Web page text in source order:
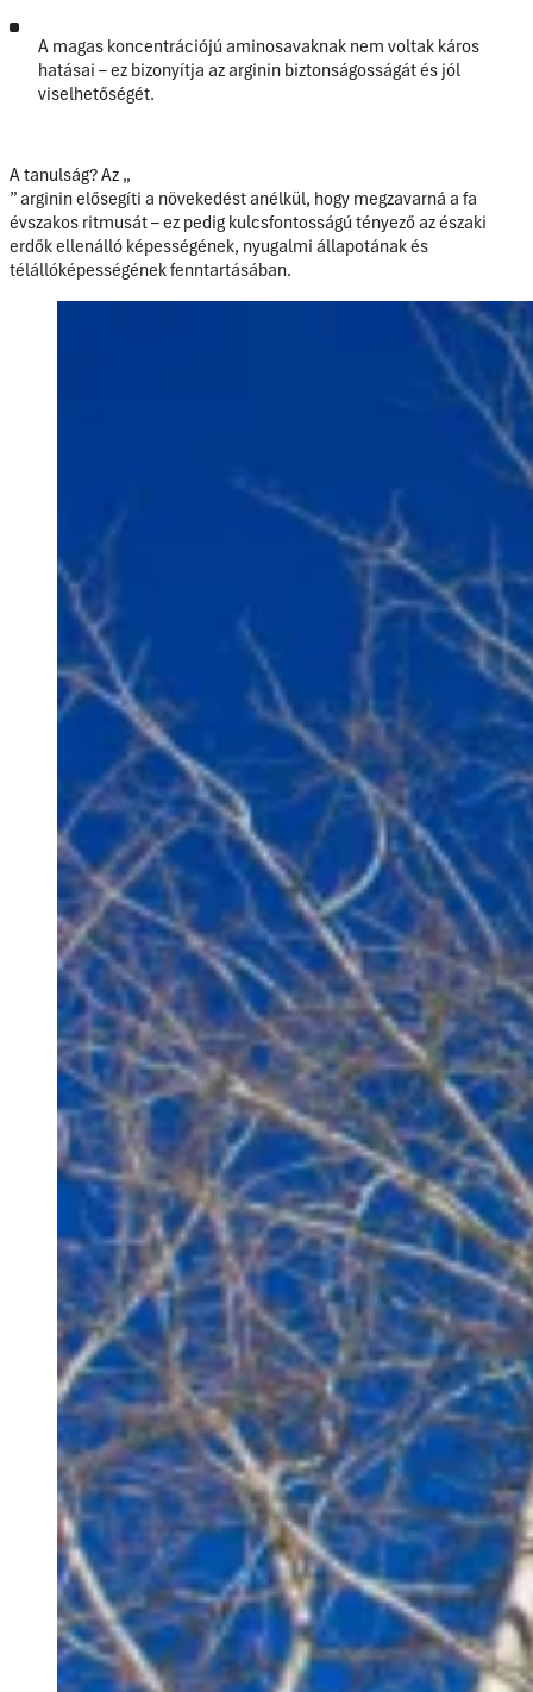
A magas koncentrációjú aminosavaknak nem voltak káros
hatásai – ez bizonyítja az arginin biztonságosságát és jól
viselhetőségét.
A tanulság? Az „
” arginin elősegíti a növekedést anélkül, hogy megzavarná a fa
évszakos ritmusát – ez pedig kulcsfontosságú tényező az északi
erdők ellenálló képességének, nyugalmi állapotának és
télállóképességének fenntartásában.